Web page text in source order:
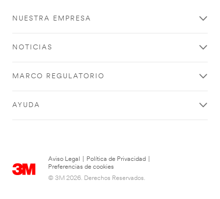
NUESTRA EMPRESA
NOTICIAS
MARCO REGULATORIO
AYUDA
Aviso Legal Política de Privacidad
Preferencias de cookies
© 3M 2026. Derechos Reservados.